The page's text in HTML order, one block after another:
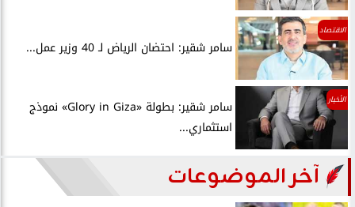
الاقتصاد
سامر شقير: احتضان الرياض لـ 40 وزير عمل...
الأخبار
سامر شقير: بطولة «Glory in Giza» نموذج
استثماري...
آخر الموضوعات